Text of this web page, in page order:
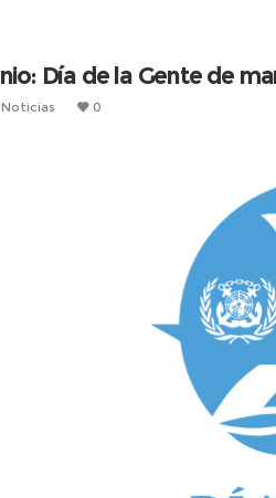
Día de la Gente de
Noticias 0